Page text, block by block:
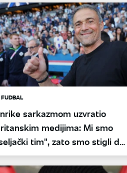
FUDBAL
sarkazmom uzvratio
medijima: Mi smo
tim", zato smo stigli do
šampiona